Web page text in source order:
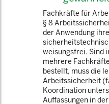
Fachkräfte für
§ 8
der Anwendung
weisungsfrei. Sind
mehrere
bestellt, muss die
Arbeitssicherheit
Koordination
Auffassungen in